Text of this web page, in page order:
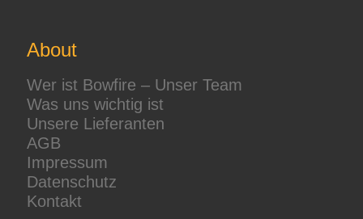
About
Wer ist Bowfire – Unser Team
Was uns wichtig ist
Unsere Lieferanten
AGB
Impressum
Datenschutz
Kontakt